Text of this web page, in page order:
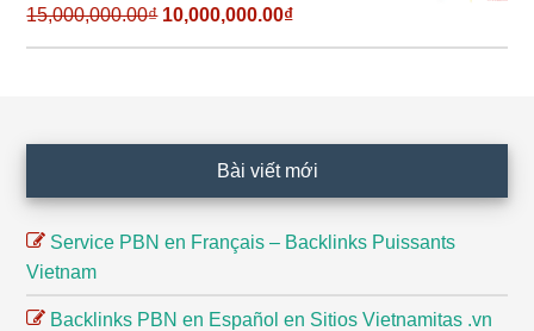
15,000,000.00₫ Giá
10,000,000.00₫
Bài viết mới
Service PBN en Français – Backlinks Puissants
Vietnam
Backlinks PBN en Español en Sitios Vietnamitas .vn